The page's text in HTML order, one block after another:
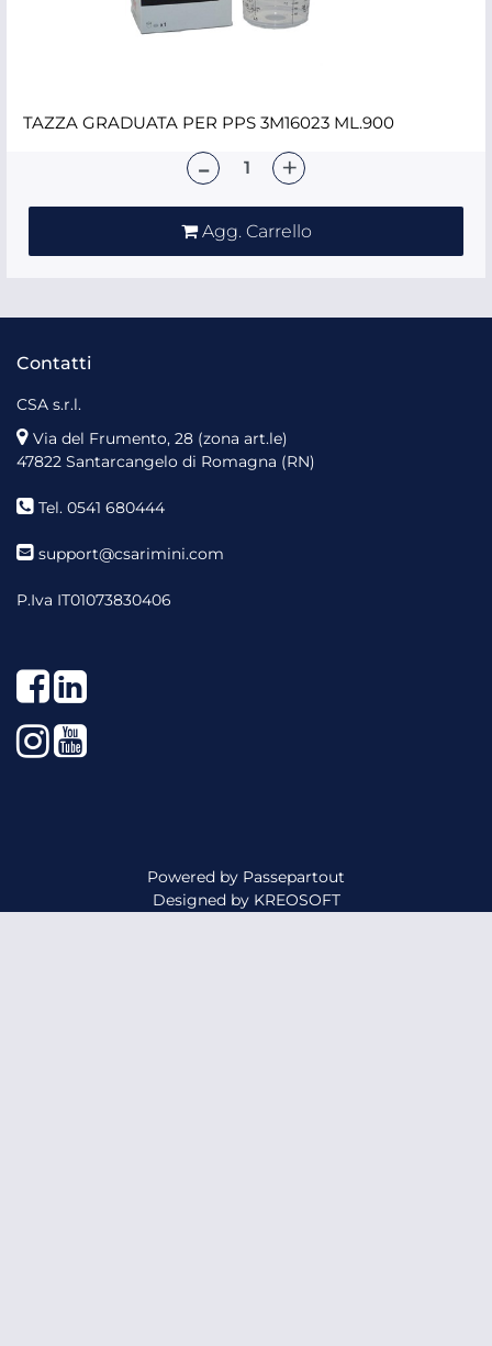
TAZZA GRADUATA PER PPS 3M16023 ML.900
Agg. Carrello
Contatti
CSA s.r.l.
Via del Frumento, 28 (zona art.le)
47822 Santarcangelo di Romagna (RN)
Tel. 0541 680444
support@csarimini.com
P.Iva IT01073830406
Facebook
LinkedIn
Instagram
YouTube
Powered by Passepartout
Designed by KREOSOFT